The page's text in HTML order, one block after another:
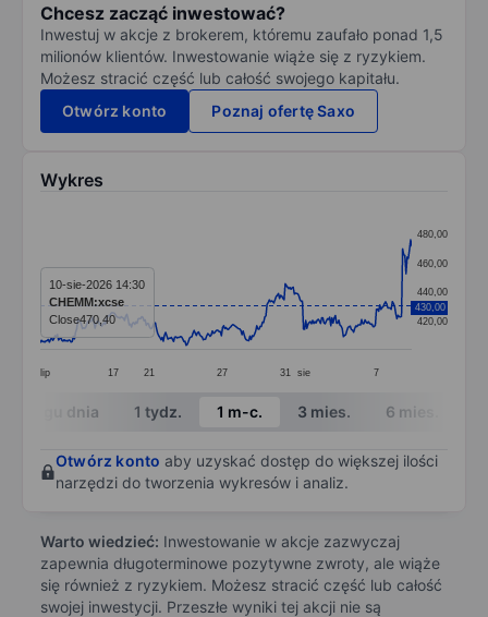
Chcesz zacząć inwestować?
Inwestuj w akcje z brokerem, któremu zaufało ponad 1,5
milionów klientów. Inwestowanie wiąże się z ryzykiem.
Możesz stracić część lub całość swojego kapitału.
Otwórz konto
Poznaj ofertę Saxo
Wykres
The chart has 1 X axis displaying categories.
The chart has 1 Y axis displaying values. Data
lip 17 21 27 31 sie 7
420,00
440,00
460,00
480,00
430,00
10-sie-2026 14:30
CHEMM:xcse
Close470,40
End of interactive chart.
W ciągu dnia 1 tydz. 1 m-c. 3 mies. 6 mies.
Otwórz konto aby uzyskać dostęp do większej ilości
narzędzi do tworzenia wykresów i analiz.
Warto wiedzieć: Inwestowanie w akcje zazwyczaj
zapewnia długoterminowe pozytywne zwroty, ale wiąże
się również z ryzykiem. Możesz stracić część lub całość
swojej inwestycji. Przeszłe wyniki tej akcji nie są